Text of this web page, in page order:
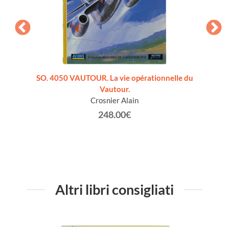
SO. 4050 VAUTOUR. La vie opérationnelle du
Vautour.
Crosnier Alain
248.00€
Altri libri consigliati